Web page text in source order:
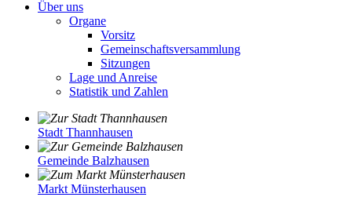
Über uns
Organe
Vorsitz
Gemeinschaftsversammlung
Sitzungen
Lage und Anreise
Statistik und Zahlen
Stadt Thannhausen
Gemeinde Balzhausen
Markt Münsterhausen